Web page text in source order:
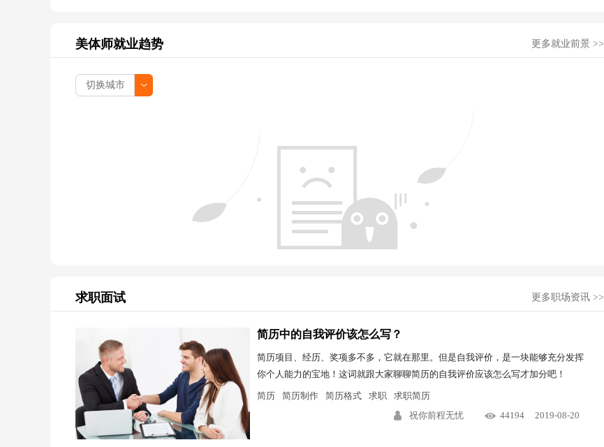
美体师就业趋势 更多就业前景 >>
求职面试 更多职场资讯 >>
简历中的自我评价该怎么写？
简历项目、经历、奖项多不多，它就在那里。但是自我评价，是一块能够充分发挥
你个人能力的宝地！这词就跟大家聊聊简历的自我评价应该怎么写才加分吧！
简历 简历制作 简历格式 求职
求职简历
祝你前程无忧
44194 2019-08-20